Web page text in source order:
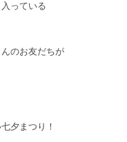
っている
のお友だちが
夕まつり！